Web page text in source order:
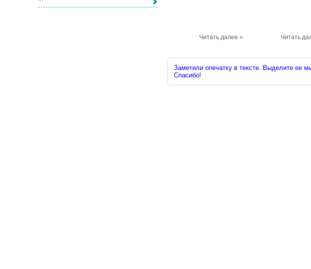
Читать далее » Читать
Заметили опечатку в тексте. Выделите ее
Спасибо!